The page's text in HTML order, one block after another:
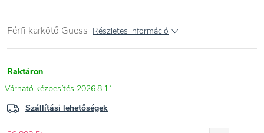
Férfi karkötő Guess Részletes információ
Raktáron
2026.8.11
Szállítási lehetőségek